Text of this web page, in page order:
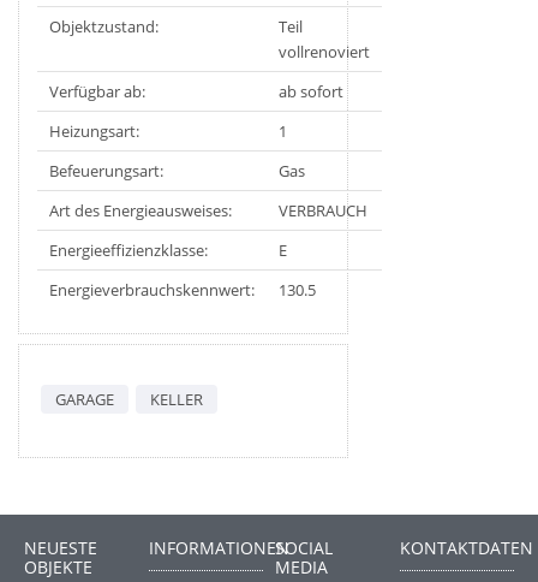
Objektzustand:
Teil
vollrenoviert
Verfügbar ab:
ab sofort
Heizungsart:
1
Befeuerungsart:
Gas
Art des Energieausweises:
VERBRAUCH
Energieeffizienzklasse:
E
Energieverbrauchskennwert:
130.5
GARAGE KELLER
NEUESTE
OBJEKTE
INFORMATIONENSOCIAL
MEDIA
KONTAKTDATEN